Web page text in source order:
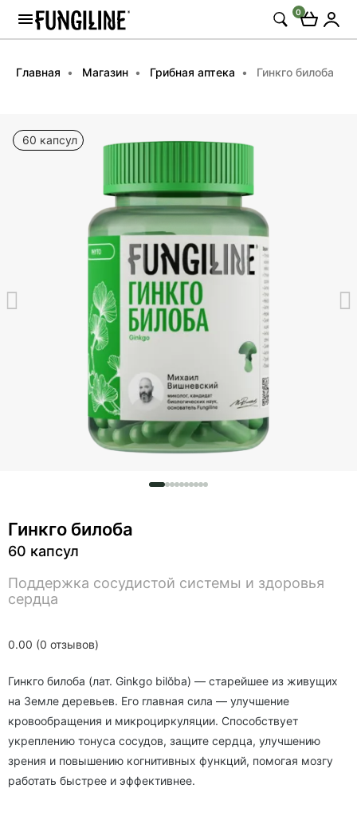
0
Главная Магазин Грибная аптека Гинкго билоба
60 капсул
0.00 (0 отзывов)
Гинкго билоба
60 капсул
Поддержка сосудистой системы и здоровья
сердца
Гинкго билоба (лат. Ginkgo bilŏba) — старейшее из живущих
на Земле деревьев. Его главная сила — улучшение
кровообращения и микроциркуляции. Способствует
укреплению тонуса сосудов, защите сердца, улучшению
зрения и повышению когнитивных функций, помогая мозгу
работать быстрее и эффективнее.